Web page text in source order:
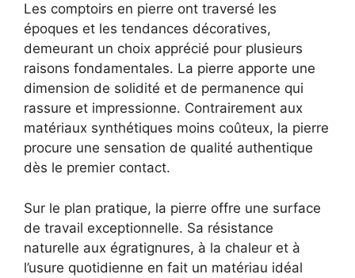
Les comptoirs en pierre ont traversé les
époques et les tendances décoratives,
demeurant un choix apprécié pour plusieurs
raisons fondamentales. La pierre apporte une
dimension de solidité et de permanence qui
rassure et impressionne. Contrairement aux
matériaux synthétiques moins coûteux, la pierre
procure une sensation de qualité authentique
dès le premier contact.
Sur le plan pratique, la pierre offre une surface
de travail exceptionnelle. Sa résistance
naturelle aux égratignures, à la chaleur et à
l’usure quotidienne en fait un matériau idéal